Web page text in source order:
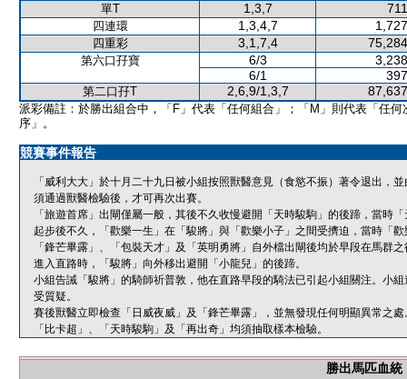
單T 1,3,7
四連環 1,3,4,7
四重彩 3,1,7,4
第六口孖寶 6/3
6/1
第二口孖T 2,6,9/1,3,7
派彩備註：於勝出組合中，「F」代表「任何組合」；「M」則代表「任何
序」。
競賽事件報告
「威利大大」於十月二十九日被小組按照獸醫意見（食慾不振）著令退出，
須通過獸醫檢驗後，才可再次出賽。
「旅遊首席」出閘僅屬一般，其後不久收慢避開「天時駿駒」的後蹄，當時
起步後不久，「歡樂一生」在「駿將」與「歡樂小子」之間受擠迫，當時「
「鋒芒畢露」、「包裝天才」及「英明勇將」自外檔出閘後均於早段在馬群
進入直路時，「駿將」向外移出避開「小龍兒」的後蹄。
小組告誡「駿將」的騎師祈普敦，他在直路早段的騎法已引起小組關注。小
受質疑。
賽後獸醫立即檢查「日威夜威」及「鋒芒畢露」，並無發現任何明顯異常之處
「比卡超」、「天時駿駒」及「再出奇」均須抽取樣本檢驗。
勝出馬匹血統